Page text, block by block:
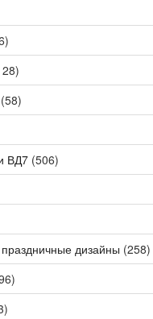
ВД7(506)
дизайны (258)